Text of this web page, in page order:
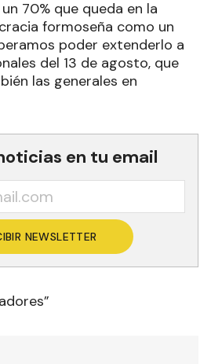
70% que queda en la
formoseña como un
poder extenderlo a
del 13 de agosto, que
las generales en
en tu email
NEWSLETTER